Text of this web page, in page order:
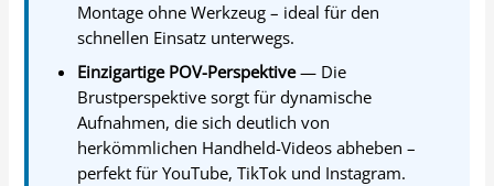
Montage ohne Werkzeug – ideal für den
schnellen Einsatz unterwegs.
Einzigartige POV-Perspektive— Die
Brustperspektive sorgt für dynamische
Aufnahmen, die sich deutlich von
herkömmlichen Handheld-Videos abheben –
perfekt für YouTube, TikTok und Instagram.